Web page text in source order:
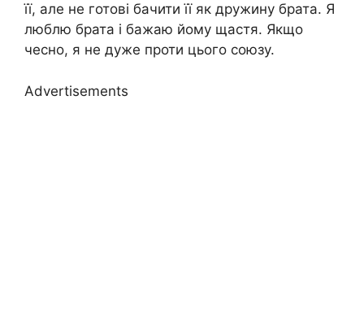
її, але не готові бачити її як дружину брата. Я
люблю брата і бажаю йому щастя. Якщо
чесно, я не дуже проти цього союзу.
Advertisements